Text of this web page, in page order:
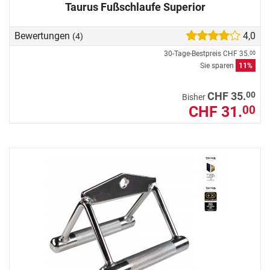
Taurus Fußschlaufe Superior
Bewertungen (4) 4,0
30-Tage-Bestpreis CHF 35.00
Sie sparen 11%
BisherCHF 35.00
CHF 31.00